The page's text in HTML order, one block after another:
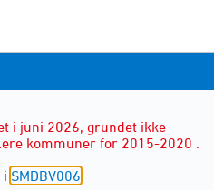
i juni 2026, grundet ikke-
kommuner for 2015-2020 .
i SMDBV006